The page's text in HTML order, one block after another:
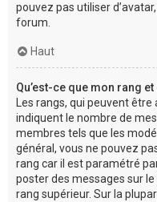
pouvez pas utiliser
forum.
Haut
Qu’est-ce que mon rang
Les rangs, qui peuvent
indiquent le nombre de
membres tels que les
général, vous ne pouvez
rang car il est paramétré
poster des messages sur
rang supérieur. Sur la